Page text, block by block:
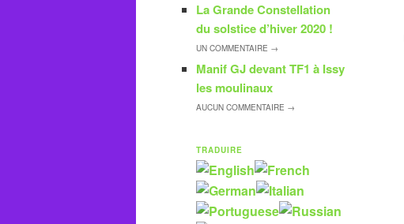
La Grande Constellation
du solstice d’hiver 2020 !
UN COMMENTAIRE →
Manif GJ devant TF1 à Issy
les moulinaux
AUCUN COMMENTAIRE →
TRADUIRE